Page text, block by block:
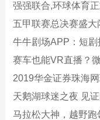
强强联合,环球体育
五甲联赛总决赛盛
牛牛剧场APP：短
赛车也能VR直播？
2019华金证券珠海
天鹅湖球迷之夜 见
马拉松大神，越野跑